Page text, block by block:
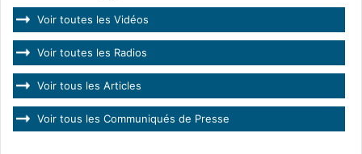
Voir toutes les Vidéos
Voir toutes les Radios
Voir tous les Articles
Voir tous les Communiqués de Presse